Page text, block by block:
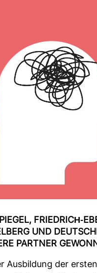
FRIED­RICH-​
UND
PARTNER
Aus­bil­dung der